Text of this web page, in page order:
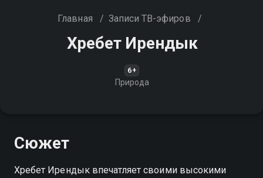
Главная / Записи ТВ-эфиров /
Хребет Ирендык
6+
Природа
Сюжет
Хребет Ирендык впечатляет своими высокими